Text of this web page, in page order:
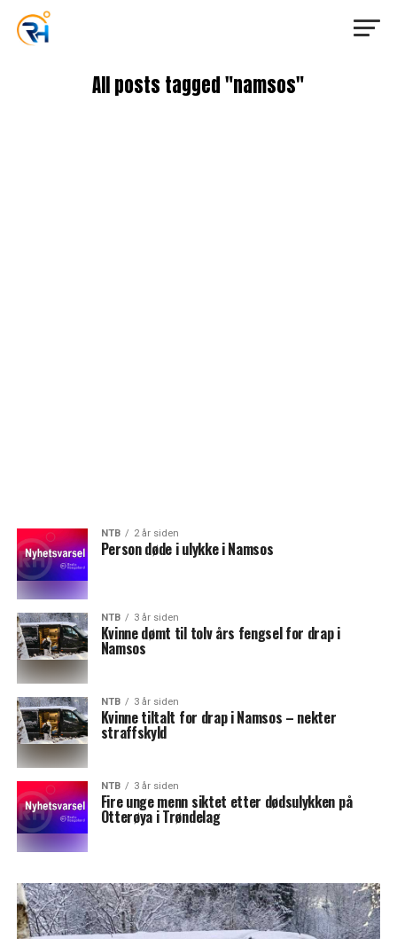
All posts tagged "namsos"
NTB 2 år siden
Person døde i ulykke i Namsos
NTB 3 år siden
Kvinne dømt til tolv års fengsel for drap i
Namsos
NTB 3 år siden
Kvinne tiltalt for drap i Namsos – nekter
straffskyld
NTB 3 år siden
Fire unge menn siktet etter dødsulykken på
Otterøya i Trøndelag